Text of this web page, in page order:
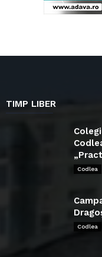
TIMP LIBER
Codlea
Codlea